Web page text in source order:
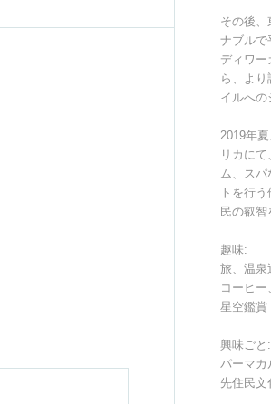
その後、
ナブルで
ディワ
ら、よ
イルへの
2019年
リカに
ム、スパ
トを行
民の叡智
趣味:
旅、温泉
コーヒー
星空鑑賞
興味ごと:
パーマカ
先住民文